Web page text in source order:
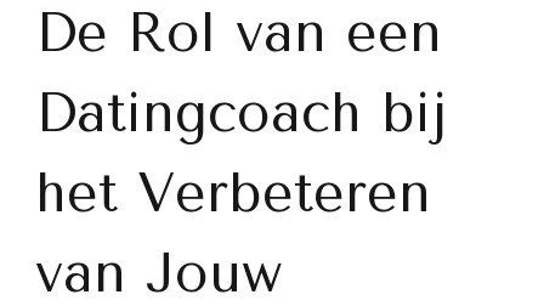
Kracht
van
Ervaren
Datingcoach
De Rol van een
Datingcoach bij
het Verbeteren
van Jouw